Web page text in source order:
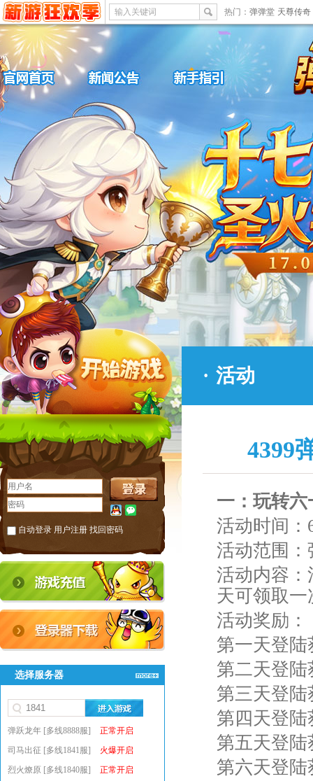
输入关键词 热门： 弹弹堂 天尊传奇
自动登录 用户注册 找回密码
选择服务器
弹跃龙年 [多线8888服]
正常开启
司马出征 [多线1841服]
火爆开启
烈火燎原 [多线1840服]
正常开启
· 活动
4399
一 ： 玩转六
活动时间：
活动范围
活动内容
天可领取一
活动奖励：
第一天登
第二天登
第三天登
第四天登
第五天登
第六天登